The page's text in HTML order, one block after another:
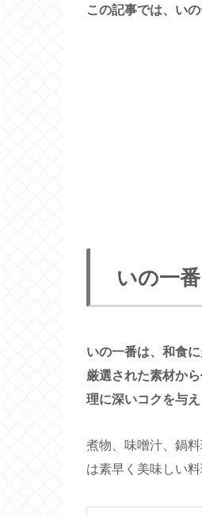
この記事では、い
いの一
いの一番は、和食
厳選された素材か
理に深いコクを与え
煮物、味噌汁、鍋
は素早く美味しい